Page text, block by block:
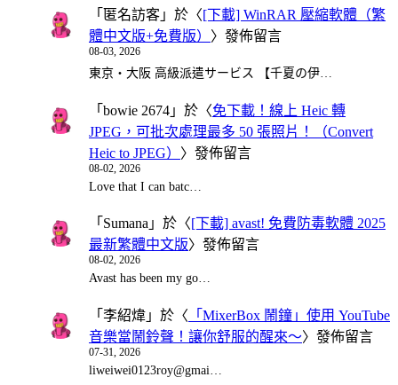
「 匿名訪客 」於〈[下載] WinRAR 壓縮軟體（繁
體中文版+免費版） 〉發佈留言
08-03, 2026
東京・大阪 高級派遣サービス 【千夏の伊…
「 bowie 2674 」於〈免下載！線上 Heic 轉
JPEG，可批次處理最多 50 張照片！（Convert
Heic to JPEG） 〉發佈留言
08-02, 2026
Love that I can batc…
「 Sumana 」於〈[下載] avast! 免費防毒軟體 2025
最新繁體中文版〉發佈留言
08-02, 2026
Avast has been my go…
「 李紹煒 」於〈 「MixerBox 鬧鐘」使用 YouTube
音樂當鬧鈴聲！讓你舒服的醒來～〉發佈留言
07-31, 2026
liweiwei0123roy@gmai…